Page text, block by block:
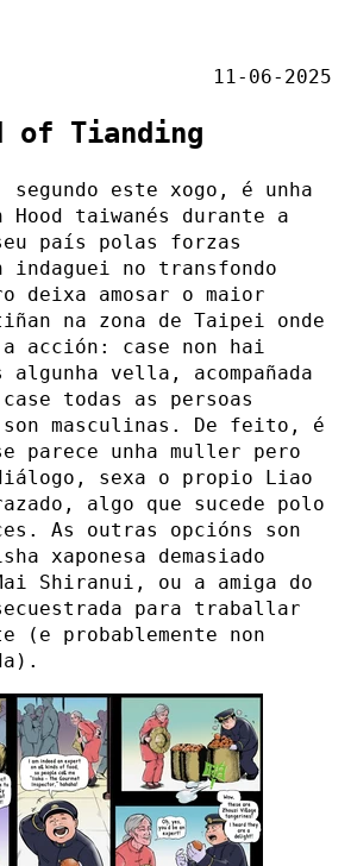
11-06-2025
of Tianding
este xogo, é unha
Hood taiwanés durante a
país polas forzas
indaguei no transfondo
deixa amosar o maior
na zona de Taipei onde
a acción: case non hai
algunha vella, acompañada
todas as persoas
son masculinas. De feito, é
parece unha muller pero
sexa o propio Liao
algo que sucede polo
As outras opcións son
xaponesa demasiado
Shiranui, ou a amiga do
para traballar
(e probablemente non